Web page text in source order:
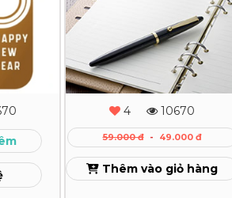
Giá
TPHCM
Sổ
Gáy
Còng
Cao
Cấp
4 10670
59.000 đ - 49.000 đ
Thêm vào giỏ hàng